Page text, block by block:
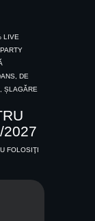
LIVE
DE
ȘLAGĂRE
2027
FOLOSIŢI